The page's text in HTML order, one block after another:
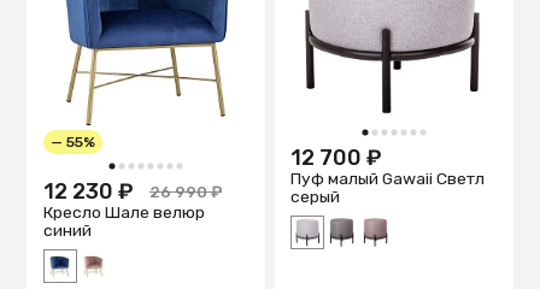
1 2 3 4 5 6 7 8
— 55%
12 230 ₽
26 990 ₽
Кресло Шале велюр
синий
1 2 3 4 5 6 7
12 700 ₽
Пуф малый Gawaii Светл
серый